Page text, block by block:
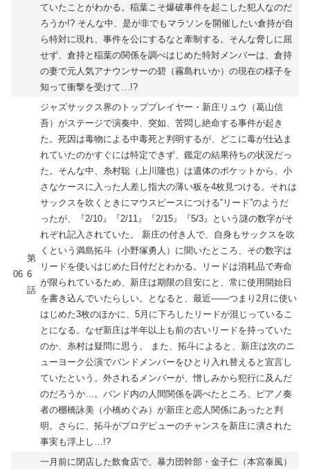
ていたことがわかる。稲葉こそ爆破事件を起こした犯人なのだ
ろうか!? そんな中、是が非でもマラソンを開催したい倉持が自
ら特対に現れ、事件を公にするなと牽制する。そんな脅しに屈
せず、倉持と稲葉の関係を調べはじめた特対メンバーは、倉持
の妻で元人気アナウンサーの碧（霧島れいか）の現在の様子を
知って衝撃を受けて…!?
06
第
6
話
ジャズサックス界のトッププレイヤー・新庄リュウ（葛山信
吾）がステージで演奏中、突如、苦悶し絶命する事件が起き
た。死因は毒物による中毒死と判明するが、どこに毒が仕込ま
れていたのかすぐには特定できず、鑑定の結果待ちの状況だっ
た。そんな中、糸村聡（上川隆也）は遺体のポケットから、小
さなケースに入った人差し指大の薄い板を4枚見つける。それは
サックスを吹くときにマウスピースにつける”リード”のようだ
ったが、『2/10』『2/11』『2/15』『5/3』という謎の数字がそ
れぞれ記入されていた。 新庄の付き人で、自身もサックスを吹
くという満島拓斗（小野塚勇人）に聞いたところ、その数字は
リードを使いはじめた日付だとわかる。リードは消耗品で寿命
が限られているため、新庄は期限の目安にと、常に使用開始日
を書き込んでいたらしい。となると、最近――つまり2月に使い
はじめた3枚のほかに、5月に下ろしたリードが混じっているこ
とになる。なぜ新庄は半年以上も前の古いリードを持っていた
のか、糸村は疑問に思う。 また、拓斗によると、新庄は次のニ
ューヨーク公演でバンドメンバーをひとり入れ替えると宣言し
ていたという。外されるメンバーが、憎しみから犯行に及んだ
のだろうか…。バンド内の人間関係を調べたところ、ピアノ奏
者の棚橋詠美（小橋めぐみ）が新庄と恋人関係にあったと判
明。さらに、拓斗がプロデビューのチャンスを新庄に潰された
事実も浮上し…!?
一月前に閉店した飲食店で、暴力団幹部・金子仁（本宮泰風）